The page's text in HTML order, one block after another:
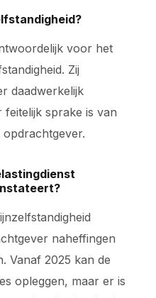
voor het
Zij
daadwerkelijk
sprake is van
naheffingen
Vanaf 2025 kan de
opleggen, maar er is